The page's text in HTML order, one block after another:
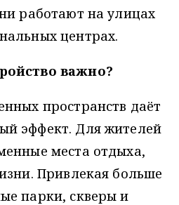
работают на улицах
центрах.
важно?
пространств даёт
эффект. Для жителей
места отдыха,
Привлекая больше
парки, скверы и